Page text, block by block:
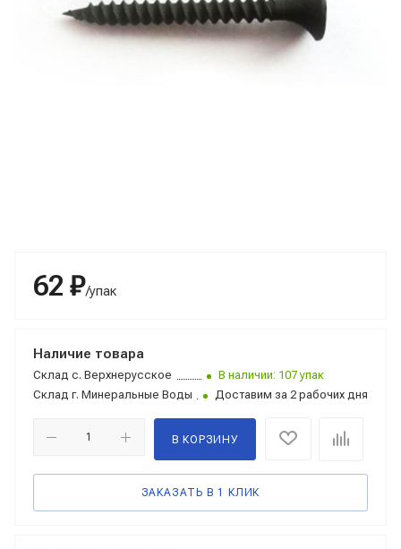
62 ₽/упак
Наличие товара
Склад с. Верхнерусское
В наличии: 107 упак
Склад г. Минеральные Воды Доставим за 2 рабочих дня
В КОРЗИНУ
ЗАКАЗАТЬ В 1 КЛИК